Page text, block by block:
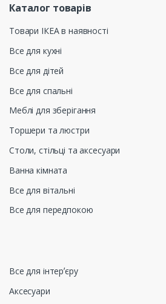
Каталог товарів
Товари ІКЕА в наявності
Все для кухні
Все для дітей
Все для спальні
Меблі для зберігання
Торшери та люстри
Столи, стільці та аксесуари
Ванна кімната
Все для вітальні
Все для передпокою
Все для інтерʼєру
Аксесуари